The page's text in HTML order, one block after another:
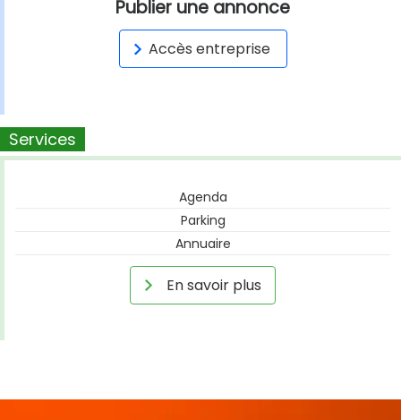
Publier une annonce
Accès entreprise
Services
Agenda
Parking
Annuaire
En savoir plus